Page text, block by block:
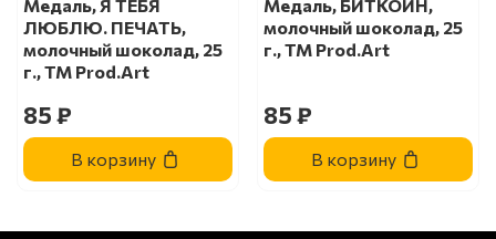
Медаль, Я ТЕБЯ
ЛЮБЛЮ. ПЕЧАТЬ,
молочный шоколад, 25
г., TM Prod.Art
85 ₽
В корзину
Медаль, БИТКОИН,
молочный шоколад, 25
г., TM Prod.Art
85 ₽
В корзину